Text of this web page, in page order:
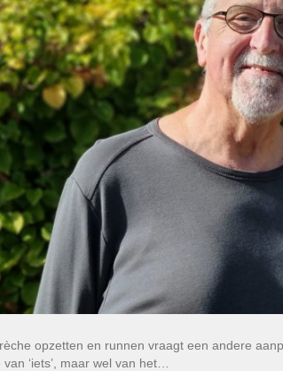
opzetten en runnen vraagt een andere
‘iets’, maar wel van het…